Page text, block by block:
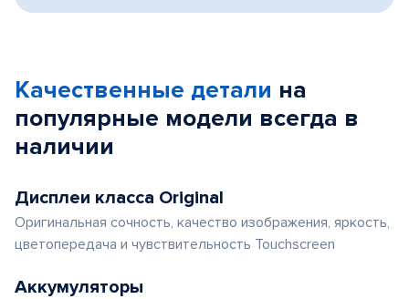
Качественные детали на
популярные модели всегда в
наличии
Дисплеи класса Original
Оригинальная сочность, качество изображения, яркость,
цветопередача и чувствительность Touchscreen
Аккумуляторы